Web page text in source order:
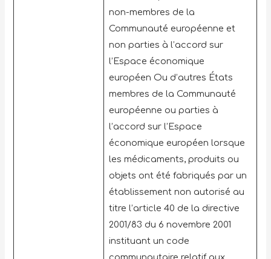
non-membres de la
Communauté européenne et
non parties à l’accord sur
l’Espace économique
européen Ou d’autres États
membres de la Communauté
européenne ou parties à
l’accord sur l’Espace
économique européen lorsque
les médicaments, produits ou
objets ont été fabriqués par un
établissement non autorisé au
titre l’article 40 de la directive
2001/83 du 6 novembre 2001
instituant un code
communautaire relatif aux